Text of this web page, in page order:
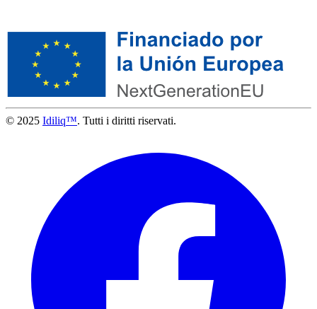
© 2025 Idiliq™. Tutti i diritti riservati.